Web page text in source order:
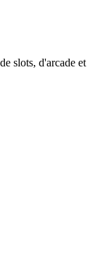
slots, d'arcade et